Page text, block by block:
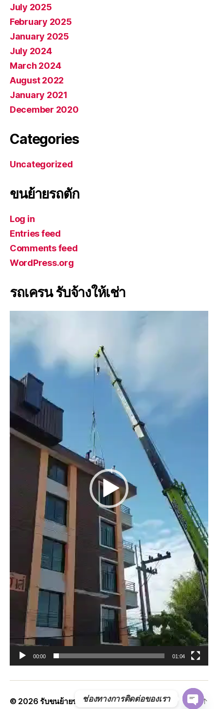
July 2025
February 2025
January 2025
July 2024
March 2024
August 2022
January 2021
December 2020
Categories
Uncategorized
ขนย้ายรถตัก
Log in
Entries feed
Comments feed
WordPress.org
รถเครน รับจ้างให้เช่า
l
00:00 01:04
© 2026รับขนย้ายรถแบคโฮทั่วประเทศ.com Up ↑
ช่องทางการติดต่อของเรา